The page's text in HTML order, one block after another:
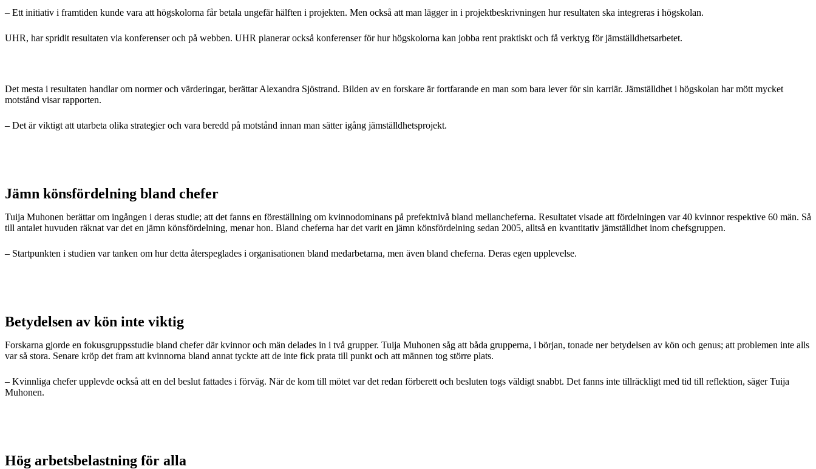
– Ett initiativ i framtiden kunde vara att högskolorna får betala ungefär hälften i projekten. Men också att man lägger in i projektbeskrivningen hur resultaten ska integreras i högskolan.
UHR, har spridit resultaten via konferenser och på webben. UHR planerar också konferenser för hur högskolorna kan jobba rent praktiskt och få verktyg för jämställdhetsarbetet.
Det mesta i resultaten handlar om normer och värderingar, berättar Alexandra Sjöstrand. Bilden av en forskare är fortfarande en man som bara lever för sin karriär. Jämställdhet i högskolan har mött mycket
motstånd visar rapporten.
– Det är viktigt att utarbeta olika strategier och vara beredd på motstånd innan man sätter igång jämställdhetsprojekt.
Jämn könsfördelning bland chefer
Tuija Muhonen berättar om ingången i deras studie; att det fanns en föreställning om kvinnodominans på prefektnivå bland mellancheferna. Resultatet visade att fördelningen var 40 kvinnor respektive 60 män. Så
till antalet huvuden räknat var det en jämn könsfördelning, menar hon. Bland cheferna har det varit en jämn könsfördelning sedan 2005, alltså en kvantitativ jämställdhet inom chefsgruppen.
– Startpunkten i studien var tanken om hur detta återspeglades i organisationen bland medarbetarna, men även bland cheferna. Deras egen upplevelse.
Betydelsen av kön inte viktig
Forskarna gjorde en fokusgruppsstudie bland chefer där kvinnor och män delades in i två grupper. Tuija Muhonen såg att båda grupperna, i början, tonade ner betydelsen av kön och genus; att problemen inte alls
var så stora. Senare kröp det fram att kvinnorna bland annat tyckte att de inte fick prata till punkt och att männen tog större plats.
– Kvinnliga chefer upplevde också att en del beslut fattades i förväg. När de kom till mötet var det redan förberett och besluten togs väldigt snabbt. Det fanns inte tillräckligt med tid till reflektion, säger Tuija
Muhonen.
Hög arbetsbelastning för alla